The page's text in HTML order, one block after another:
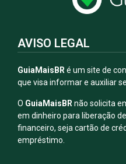
AVISO LEGAL
GuiaMaisBR é um site de
que visa informar e auxiliar
O GuiaMaisBR não solicita
em dinheiro para liberação
financeiro, seja cartão de
empréstimo.